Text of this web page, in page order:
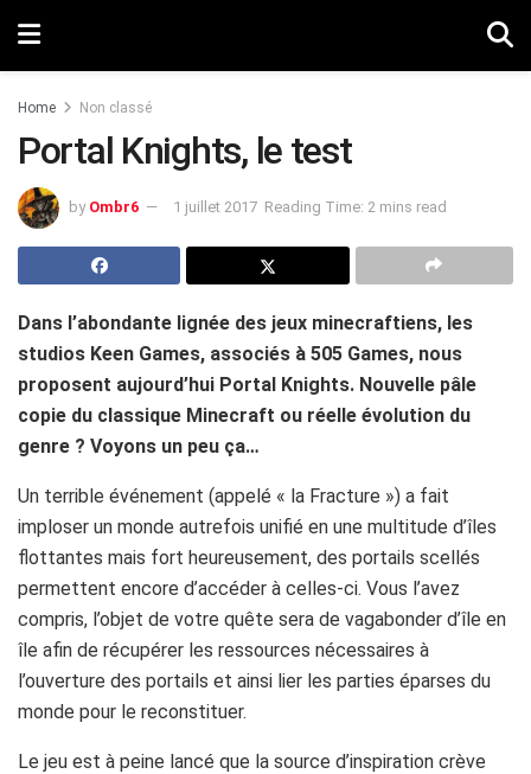
Home Non classé
Portal Knights, le test
by Ombr6 1 juillet 2017 Reading Time: 2 mins read
Dans l’abondante lignée des jeux minecraftiens, les
studios Keen Games, associés à 505 Games, nous
proposent aujourd’hui Portal Knights. Nouvelle pâle
copie du classique Minecraft ou réelle évolution du
genre ? Voyons un peu ça…
Un terrible événement (appelé « la Fracture ») a fait
imploser un monde autrefois unifié en une multitude d’îles
flottantes mais fort heureusement, des portails scellés
permettent encore d’accéder à celles-ci. Vous l’avez
compris, l’objet de votre quête sera de vagabonder d’île en
île afin de récupérer les ressources nécessaires à
l’ouverture des portails et ainsi lier les parties éparses du
monde pour le reconstituer.
Le jeu est à peine lancé que la source d’inspiration crève